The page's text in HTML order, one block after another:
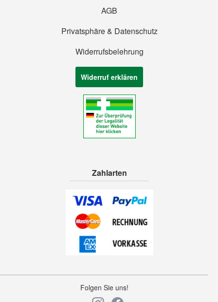
AGB
Privatsphäre & Datenschutz
Widerrufsbelehrung
Widerruf erklären
Zahlarten
Folgen Sie uns!